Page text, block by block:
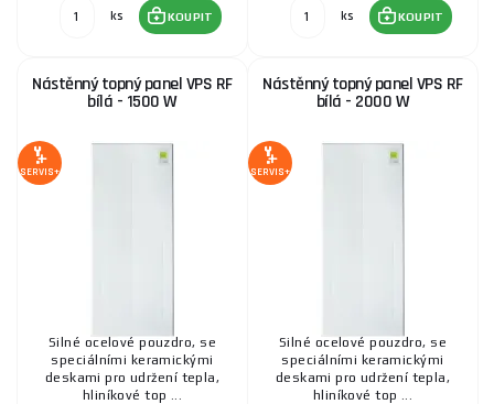
ks KOUPIT ks KOUPIT
Nástěnný topný panel VPS RF
bílá - 1500 W
SERVIS+
Silné ocelové pouzdro, se
speciálními keramickými
deskami pro udržení tepla,
hliníkové top ...
Nástěnný topný panel VPS RF
bílá - 2000 W
SERVIS+
Silné ocelové pouzdro, se
speciálními keramickými
deskami pro udržení tepla,
hliníkové top ...